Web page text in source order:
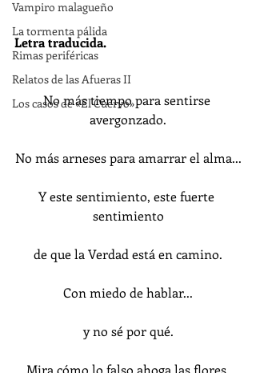
Vampiro malagueño
La tormenta pálida
Rimas periféricas
Relatos de las Afueras II
Los casos de «El Cuervo»
Letra traducida.
No más tiempo para sentirse
avergonzado.
No más arneses para amarrar el alma...
Y este sentimiento, este fuerte
sentimiento
de que la Verdad está en camino.
Con miedo de hablar...
y no sé por qué.
Mira cómo lo falso ahoga las flores,